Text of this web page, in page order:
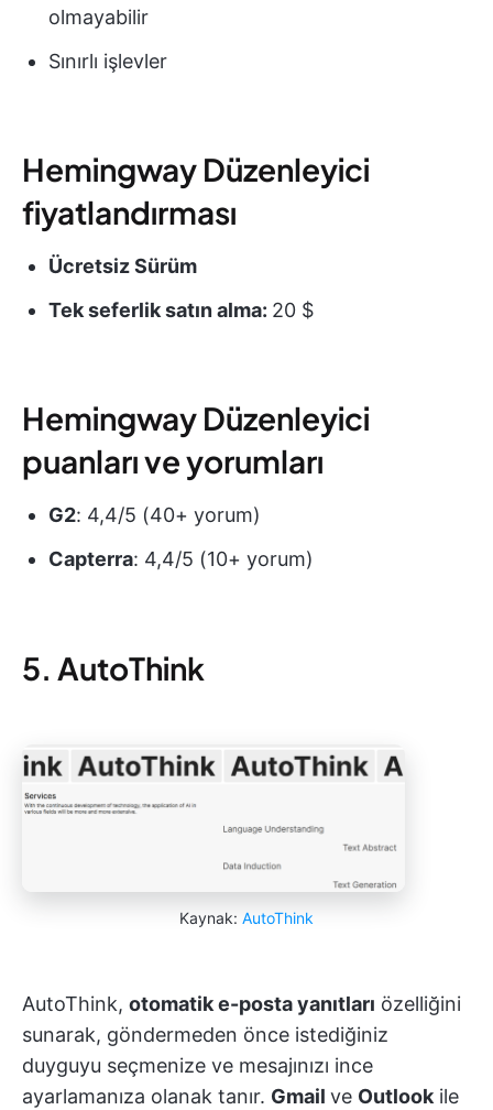
olmayabilir
Sınırlı işlevler
Hemingway Düzenleyici
fiyatlandırması
Ücretsiz Sürüm
Tek seferlik satın alma: 20 $
Hemingway Düzenleyici
puanları ve yorumları
G2: 4,4/5 (40+ yorum)
Capterra: 4,4/5 (10+ yorum)
5. AutoThink
Kaynak: AutoThink
AutoThink, otomatik e-posta yanıtları özelliğini
sunarak, göndermeden önce istediğiniz
duyguyu seçmenize ve mesajınızı ince
ayarlamanıza olanak tanır. Gmail ve Outlookile